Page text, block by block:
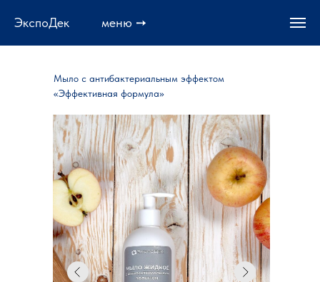
ЭкспоДек меню ➙
Мыло с антибактериальным эффектом
«Эффективная формула»